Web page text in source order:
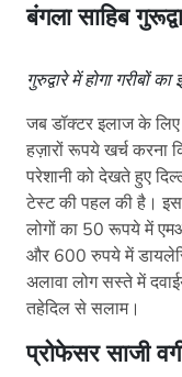
बंगला साहिब
गुरुद्वारे में होगा गरीबों
जब डॉक्टर इलाज के
हज़ारों रूपये खर्च करना
परेशानी को देखते हुए
टेस्ट की पहल की है।
लोगों का 50 रूपये में
और 600 रुपये में
अलावा लोग सस्ते में
तहेदिल से सलाम।
प्रोफेसर साजी